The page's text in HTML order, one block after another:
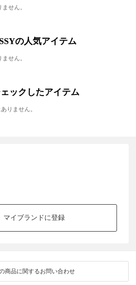
せん。
の人気アイテム
せん。
ックしたアイテム
りません。
マイブランドに登録
商品に関するお問い合わせ